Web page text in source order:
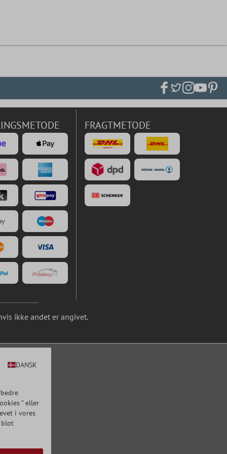
FRAGTMETODE
ikke andet er angivet.
DANSK
" eller
i vores
blot